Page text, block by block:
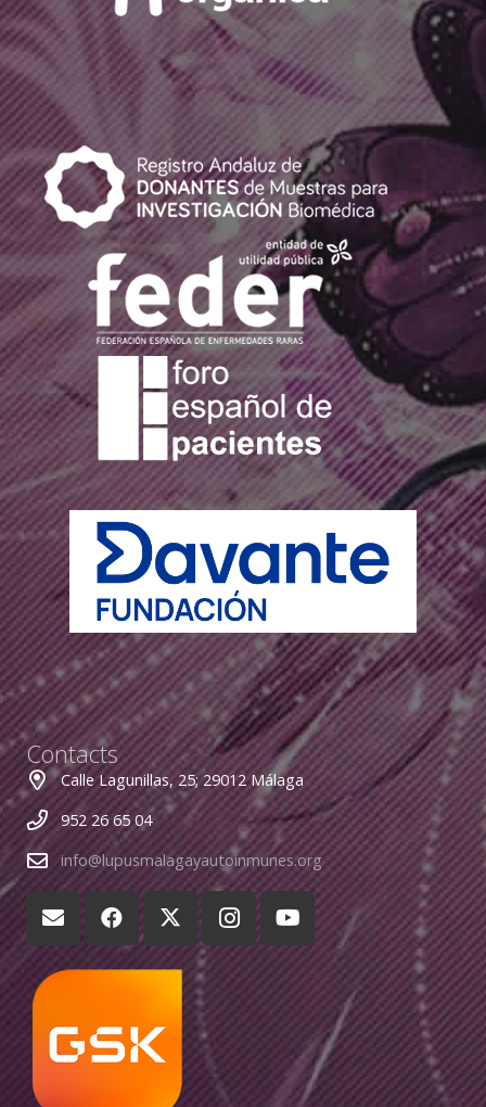
Contacts
Calle Lagunillas, 25; 29012 Málaga
952 26 65 04
info@lupusmalagayautoinmunes.org